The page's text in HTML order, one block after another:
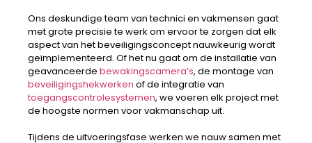
Ons deskundige team van technici en vakmensen gaat
met grote precisie te werk om ervoor te zorgen dat elk
aspect van het beveiligingsconcept nauwkeurig wordt
geïmplementeerd. Of het nu gaat om de installatie van
geavanceerde bewakingscamera’s, de montage van
beveiligingshekwerken of de integratie van
toegangscontrolesystemen, we voeren elk project met
de hoogste normen voor vakmanschap uit.
Tijdens de uitvoeringsfase werken we nauw samen met